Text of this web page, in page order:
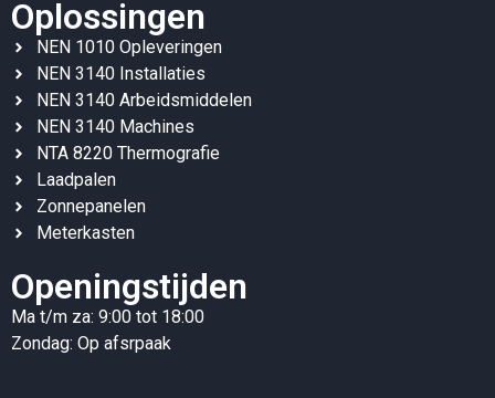
Oplossingen
NEN 1010 Opleveringen
NEN 3140 Installaties
NEN 3140 Arbeidsmiddelen
NEN 3140 Machines
NTA 8220 Thermografie
Laadpalen
Zonnepanelen
Meterkasten
Openingstijden
Ma t/m za: 9:00 tot 18:00
Zondag: Op afsrpaak